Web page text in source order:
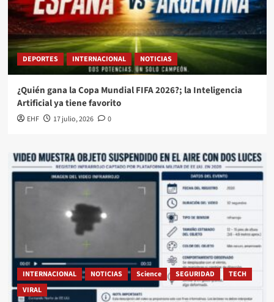
DEPORTES INTERNACIONAL NOTICIAS
¿Quién gana la Copa Mundial FIFA 2026?; la Inteligencia
Artificial ya tiene favorito
EHF 17 julio, 2026 0
INTERNACIONAL NOTICIAS Science SEGURIDAD
TECH
VIRAL